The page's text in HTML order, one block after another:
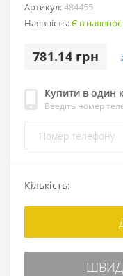
Артикул:484455
Наявність:Є в
781.14 грн
Купити в один
Введіть номер
Кількість: